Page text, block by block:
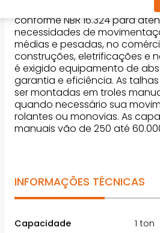
As talhas manuais Berg-
conforme NBR 16.324 para
necessidades de
médias e pesadas, no
construções, eletrificações e
é exigido equipamento de
garantia e eficiência. As
ser montadas em troles
quando necessário sua
rolantes ou monovias. As
manuais vão de 250 até
INFORMAÇÕES TÉCNICAS
Capacidade 1 ton